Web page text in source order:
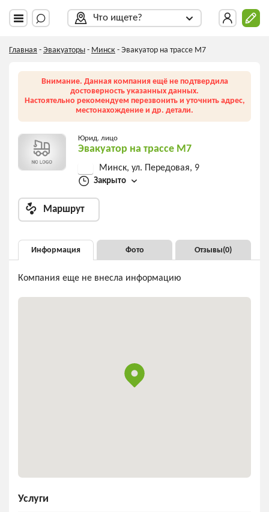
Что ищете?
Главная - Эвакуаторы - Минск - Эвакуатор на трассе М7
Внимание. Данная компания ещё не подтвердила
достоверность указанных данных.
Настоятельно рекомендуем перезвонить и уточнить адрес,
местонахождение и др. детали.
Юрид. лицо
Эвакуатор на трассе М7
Минск, ул. Передовая, 9
Закрыто
Маршрут
Информация Фото Отзывы(0)
Компания еще не внесла информацию
Услуги